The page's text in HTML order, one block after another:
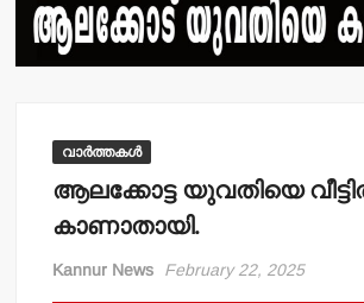
വാർത്തകൾ
ആലക്കോട്ട യുവതിയെ
കാണാതായി.
Kannur News February 22, 2025